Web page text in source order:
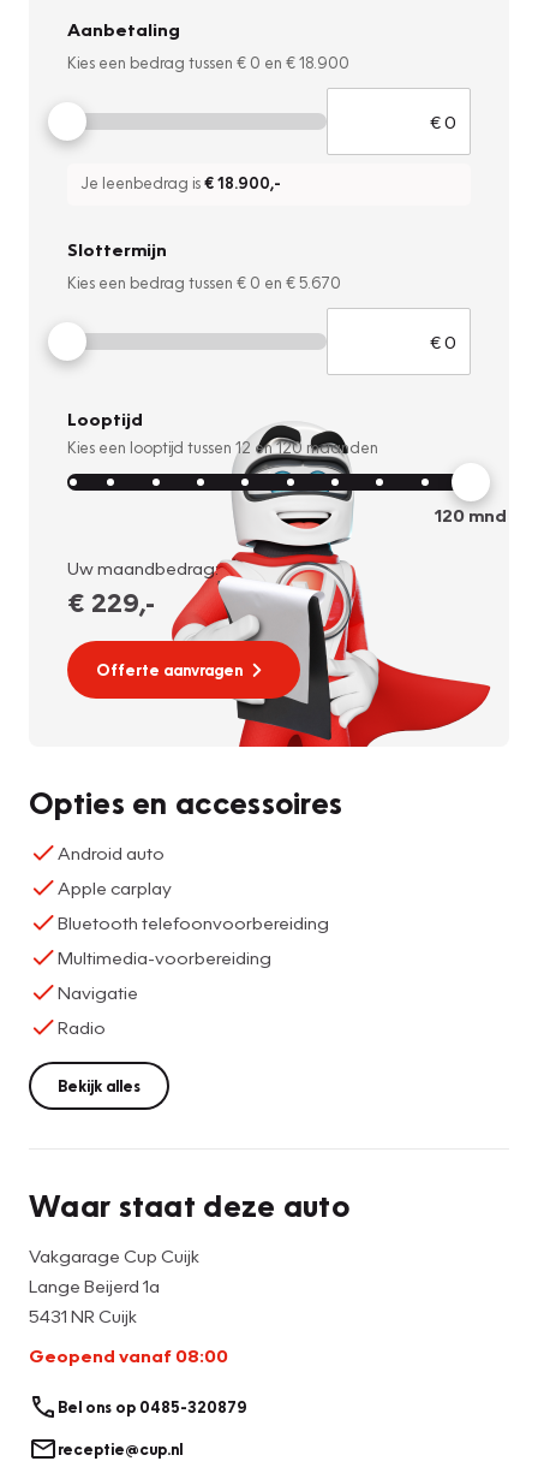
Aanbetaling
Kies een bedrag tussen € 0 en € 18.900
Je leenbedrag is€ 18.900,-
Slottermijn
Kies een bedrag tussen € 0 en € 5.670
Looptijd
Kies een looptijd tussen 12 en120 maanden
120mnd
Uw maandbedrag:
€ 229,-
Offerte aanvragen
Opties en accessoires
Android auto
Apple carplay
Bluetooth telefoonvoorbereiding
Multimedia-voorbereiding
Navigatie
Radio
Bekijk alles
Waar staat deze auto
Vakgarage Cup Cuijk
Lange Beijerd 1a
5431 NR Cuijk
Geopend vanaf 08:00
Bel ons op 0485-320879
receptie@cup.nl